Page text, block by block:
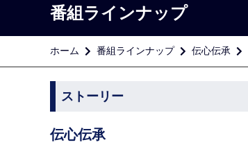
番組ラインナップ
ホーム 番組ラインナップ 伝心伝承
ストーリー
伝心伝承